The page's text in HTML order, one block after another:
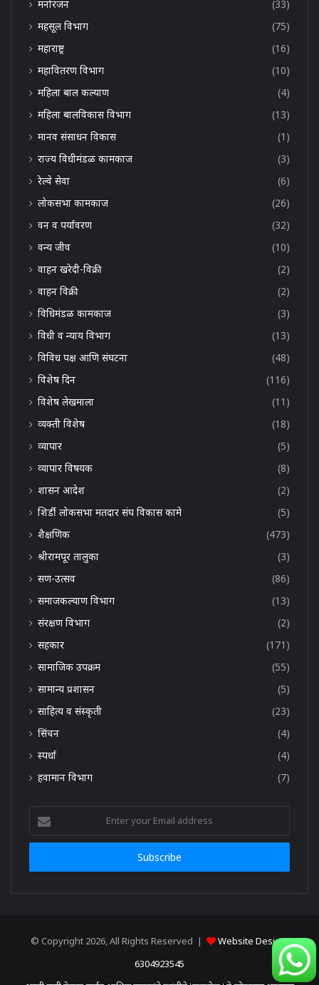
मनोरंजन
(33)
महसूल विभाग
(75)
महाराष्ट्र
(16)
महावितरण विभाग
(10)
महिला बाल कल्याण
(4)
महिला बालविकास विभाग
(13)
मानव संसाधन विकास
(1)
राज्य विधीमंडळ कामकाज
(3)
रेल्वे सेवा
(6)
लोकसभा कामकाज
(26)
वन व पर्यावरण
(32)
वन्य जीव
(10)
वाहन खरेदी-विक्री
(2)
वाहन विक्री
(2)
विधिमंडळ कामकाज
(3)
विधी व न्याय विभाग
(13)
विविध पक्ष आणि संघटना
(48)
विशेष दिन
(116)
विशेष लेखमाला
(11)
व्यक्ती विशेष
(18)
व्यापार
(5)
व्यापार विषयक
(8)
शासन आदेश
(2)
शिर्डी लोकसभा मतदार संघ विकास कामे
(5)
शैक्षणिक
(473)
श्रीरामपूर तालुका
(3)
सण-उत्सव
(86)
समाजकल्याण विभाग
(13)
संरक्षण विभाग
(2)
सहकार
(171)
सामाजिक उपक्रम
(55)
सामान्य प्रशासन
(5)
साहित्य व संस्कृती
(23)
सिंचन
(4)
स्पर्धा
(4)
हवामान विभाग
(7)
your
Email
© Copyright 2026, All Rights Reserved |
Website Design:
6304923545